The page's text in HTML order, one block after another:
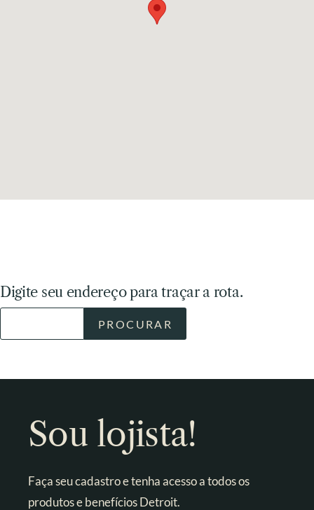
Digite seu endereço para traçar a rota.
Sou lojista!
Faça seu cadastro e tenha acesso a todos os
produtos e benefícios Detroit.